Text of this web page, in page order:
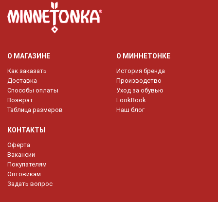
О МАГАЗИНЕ
Как заказать
Доставка
Способы оплаты
Возврат
Таблица размеров
О МИННЕТОНКЕ
История бренда
Производство
Уход за обувью
LookBook
Наш блог
КОНТАКТЫ
Оферта
Вакансии
Покупателям
Оптовикам
Задать вопрос